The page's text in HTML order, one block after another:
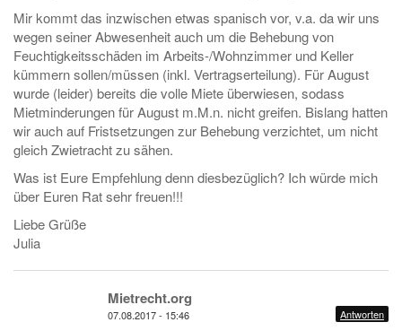
Mir kommt das inzwischen etwas spanisch vor, v.a. da wir uns
wegen seiner Abwesenheit auch um die Behebung von
Feuchtigkeitsschäden im Arbeits-/Wohnzimmer und Keller
kümmern sollen/müssen (inkl. Vertragserteilung). Für August
wurde (leider) bereits die volle Miete überwiesen, sodass
Mietminderungen für August m.M.n. nicht greifen. Bislang hatten
wir auch auf Fristsetzungen zur Behebung verzichtet, um nicht
gleich Zwietracht zu sähen.
Was ist Eure Empfehlung denn diesbezüglich? Ich würde mich
über Euren Rat sehr freuen!!!
Liebe Grüße
Julia
Mietrecht.org
07.08.2017 - 15:46 Antworten